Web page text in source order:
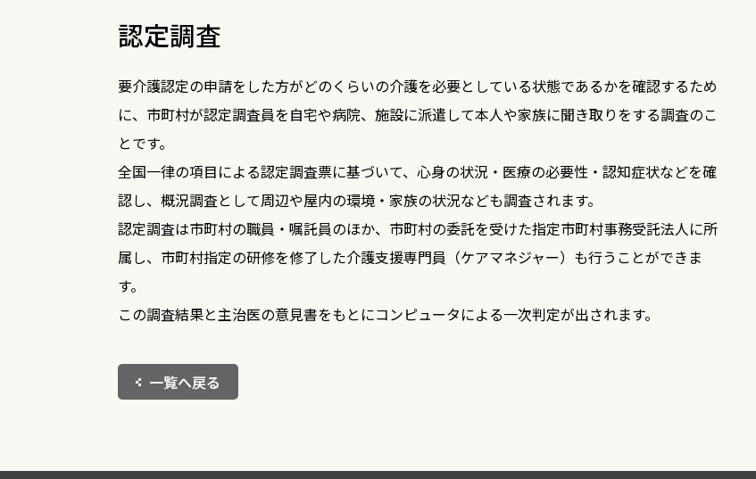
訪問介護（ホームヘルプ）
訪問入浴介護
訪問看護
訪問リハビリテーション
居宅療養管理指導
特定福祉用具販売
住宅改修
通所系サービス
通所介護（デイサービス）
通所リハビリテーション（デイケア）
特定施設入居者生活介護
（サービス付き高齢者向け住宅）
施設サービス
介護老人福祉施設（特別養護老人ホーム）
介護老人保健施設（老健）
介護療養型医療施設
認定調査
要介護認定の申請をした方がどのくらいの介護を必要としている状態であるかを確認するため
に、市町村が認定調査員を自宅や病院、施設に派遣して本人や家族に聞き取りをする調査のこ
とです。
全国一律の項目による認定調査票に基づいて、心身の状況・医療の必要性・認知症状などを確
認し、概況調査として周辺や屋内の環境・家族の状況なども調査されます。
認定調査は市町村の職員・嘱託員のほか、市町村の委託を受けた指定市町村事務受託法人に所
属し、市町村指定の研修を修了した介護支援専門員（ケアマネジャー）も行うことができま
す。
この調査結果と主治医の意見書をもとにコンピュータによる一次判定が出されます。
一覧へ戻る